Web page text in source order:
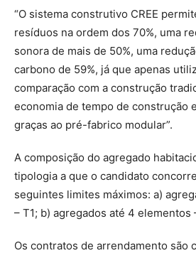
“O sistema construtivo CREE
resíduos na ordem dos 70%, uma
sonora de mais de 50%, uma
carbono de 59%, já que apenas
comparação com a construção
economia de tempo de construção
graças ao pré-fabrico modular”.
A composição do agregado
tipologia a que o candidato
seguintes limites máximos: a)
– T1; b) agregados até 4 elementos
Os contratos de arrendamento são